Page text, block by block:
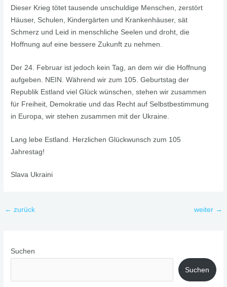
Dieser Krieg tötet tausende unschuldige Menschen, zerstört
Häuser, Schulen, Kindergärten und Krankenhäuser, sät
Schmerz und Leid in menschliche Seelen und droht, die
Hoffnung auf eine bessere Zukunft zu nehmen.
Der 24. Februar ist jedoch kein Tag, an dem wir die Hoffnung
aufgeben. NEIN. Während wir zum 105. Geburtstag der
Republik Estland viel Glück wünschen, stehen wir zusammen
für Freiheit, Demokratie und das Recht auf Selbstbestimmung
in Europa, wir stehen zusammen mit der Ukraine.
Lang lebe Estland. Herzlichen Glückwunsch zum 105
Jahrestag!
Slava Ukraini
← zurück weiter →
Suchen
Suchen